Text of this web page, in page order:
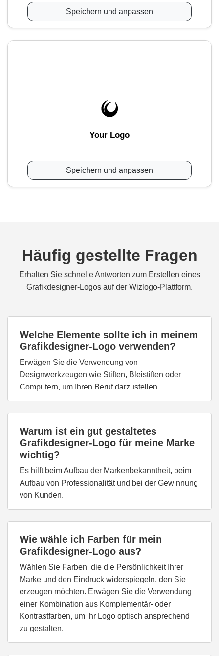
Speichern und anpassen
Your Logo
Speichern und anpassen
Häufig gestellte Fragen
Erhalten Sie schnelle Antworten zum Erstellen eines
Grafikdesigner-Logos auf der Wizlogo-Plattform.
Welche Elemente sollte ich in meinem
Grafikdesigner-Logo verwenden?
Erwägen Sie die Verwendung von
Designwerkzeugen wie Stiften, Bleistiften oder
Computern, um Ihren Beruf darzustellen.
Warum ist ein gut gestaltetes
Grafikdesigner-Logo für meine Marke
wichtig?
Es hilft beim Aufbau der Markenbekanntheit, beim
Aufbau von Professionalität und bei der Gewinnung
von Kunden.
Wie wähle ich Farben für mein
Grafikdesigner-Logo aus?
Wählen Sie Farben, die die Persönlichkeit Ihrer
Marke und den Eindruck widerspiegeln, den Sie
erzeugen möchten. Erwägen Sie die Verwendung
einer Kombination aus Komplementär- oder
Kontrastfarben, um Ihr Logo optisch ansprechend
zu gestalten.